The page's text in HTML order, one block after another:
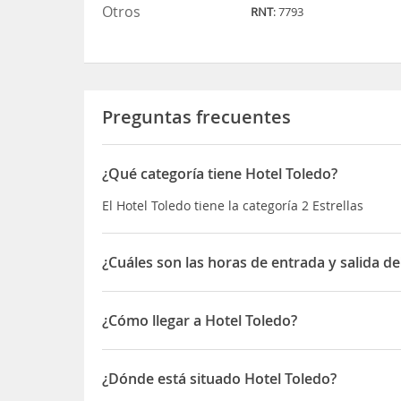
Otros RNT: 7793
Preguntas frecuentes
¿Qué categoría tiene Hotel Toledo?
El Hotel Toledo tiene la categoría 2 Estrellas
¿Cuáles son las horas de entrada y salida
La entrada a Hotel Toledo es desde las 15:00
¿Cómo llegar a Hotel Toledo?
ElHotel Toledoestá en uno de los mejores
En sus alrededores el hotel tiene
¿Dónde está situado Hotel Toledo?